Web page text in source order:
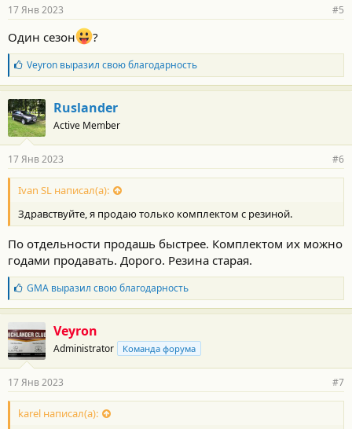
17 Янв 2023 #5
Один сезон ?
Б
л
а
г
о
д
а
н
о
с
и
:
Veyronвыразил свою благодарность
Ruslander
Active Member
17 Янв 2023 #6
Ivan SL написал(а):
Здравствуйте, я продаю только комплектом с резиной.
По отдельности продашь быстрее. Комплектом их можно
годами продавать. Дорого. Резина старая.
Б
л
а
о
д
а
н
о
с
GMAвыразил свою благодарность
Veyron
Administrator Команда форума
17 Янв 2023 #7
karel написал(а):